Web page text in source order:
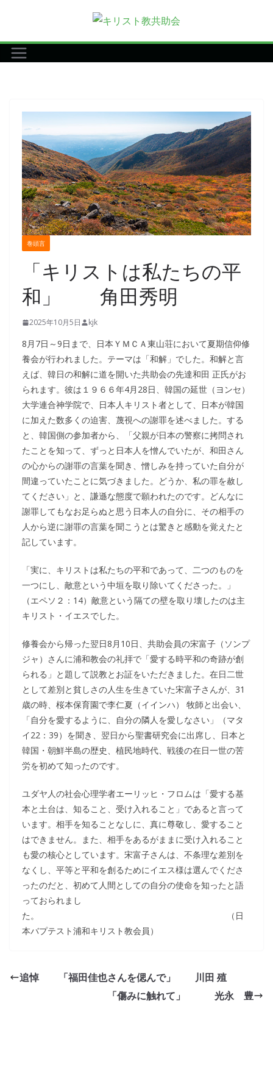
テ
ン
巻頭言
「キリストは私たちの平
和」 角田秀明
2025年10月5日 kjk
8月7日～9日まで、日本ＹＭＣＡ東山荘において夏期信仰修
養会が行われました。テーマは「和解」でした。和解と言
えば、韓日の和解に道を開いた共助会の先達和田 正氏がお
られます。彼は１９６６年4月28日、韓国の延世（ヨンセ）
大学連合神学院で、日本人キリスト者として、日本が韓国
に加えた数多くの迫害、蔑視への謝罪を述べました。する
と、韓国側の参加者から、「父親が日本の警察に拷問され
たことを知って、ずっと日本人を憎んでいたが、和田さん
の心からの謝罪の言葉を聞き、憎しみを持っていた自分が
間違っていたことに気づきました。どうか、私の罪を赦し
てください」と、謙遜な態度で願われたのです。どんなに
謝罪してもなお足らぬと思う日本人の自分に、その相手の
人から逆に謝罪の言葉を聞こうとは驚きと感動を覚えたと
記しています。
「実に、キリストは私たちの平和であって、二つのものを
一つにし、敵意という中垣を取り除いてくださった。」
（エペソ２：14）敵意という隔ての壁を取り壊したのは主
キリスト・イエスでした。
修養会から帰った翌日8月10日、共助会員の宋富子（ソンプ
ジャ）さんに浦和教会の礼拝で「愛する時平和の奇跡が創
られる」と題して説教とお証をいただきました。在日二世
として差別と貧しさの人生を生きていた宋富子さんが、31
歳の時、桜本保育園で李仁夏（イインハ） 牧師と出会い、
「自分を愛するように、自分の隣人を愛しなさい」（マタ
イ22：39）を聞き、翌日から聖書研究会に出席し、日本と
韓国・朝鮮半島の歴史、植民地時代、戦後の在日一世の苦
労を初めて知ったのです。
ユダヤ人の社会心理学者エーリッヒ・フロムは「愛する基
本と土台は、知ること、受け入れること」であると言って
います。相手を知ることなしに、真に尊敬し、愛すること
はできません。また、相手をあるがままに受け入れること
も愛の核心としています。宋富子さんは、不条理な差別を
なくし、平等と平和を創るためにイエス様は選んでくださ
ったのだと、初めて人間としての自分の使命を知ったと語
っておられまし
た。 （日
本バプテスト浦和キリスト教会員）
追悼 「福田佳也さんを偲んで」 川田 殖
「傷みに触れて」 光永 豊